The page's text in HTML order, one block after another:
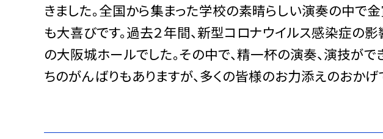
きました。全国から集まった学校の素晴らしい演奏の中で
も大喜びです。過去２年間、新型コロナウイルス感染症の
の大阪城ホールでした。その中で、精一杯の演奏、演技がで
ちのがんばりもありますが、多くの皆様のお力添えのおかげ